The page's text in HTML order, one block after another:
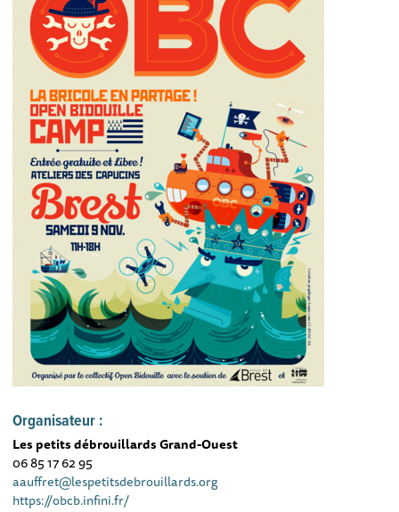
Organisateur :
Les petits débrouillards Grand-Ouest
06 85 17 62 95
aauffret@lespetitsdebrouillards.org
https://obcb.infini.fr/